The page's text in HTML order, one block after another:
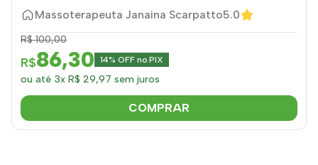
Massoterapeuta Janaina Scarpatto5.0
R$ 100,00
R$86,30 14% OFF no PIX
ou até 3x R$ 29,97 sem juros
COMPRAR